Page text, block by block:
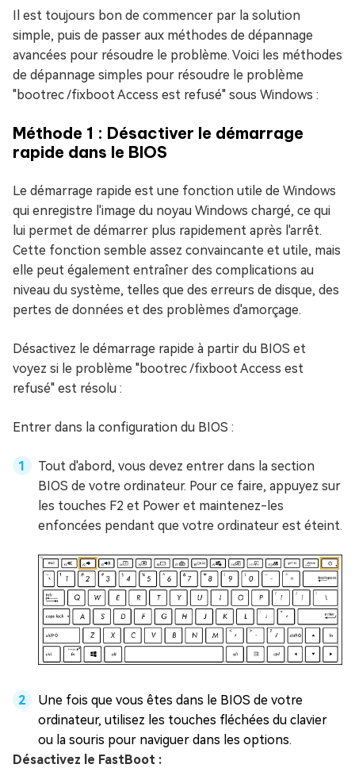
Il est toujours bon de commencer par la solution
simple, puis de passer aux méthodes de dépannage
avancées pour résoudre le problème. Voici les méthodes
de dépannage simples pour résoudre le problème
"bootrec /fixboot Access est refusé" sous Windows :
Méthode 1 : Désactiver le démarrage
rapide dans le BIOS
Le démarrage rapide est une fonction utile de Windows
qui enregistre l'image du noyau Windows chargé, ce qui
lui permet de démarrer plus rapidement après l'arrêt.
Cette fonction semble assez convaincante et utile, mais
elle peut également entraîner des complications au
niveau du système, telles que des erreurs de disque, des
pertes de données et des problèmes d'amorçage.
Désactivez le démarrage rapide à partir du BIOS et
voyez si le problème "bootrec /fixboot Access est
refusé" est résolu :
Entrer dans la configuration du BIOS :
Tout d'abord, vous devez entrer dans la section
BIOS de votre ordinateur. Pour ce faire, appuyez sur
les touches F2 et Power et maintenez-les
enfoncées pendant que votre ordinateur est éteint.
Une fois que vous êtes dans le BIOS de votre
ordinateur, utilisez les touches fléchées du clavier
ou la souris pour naviguer dans les options.
Désactivez le FastBoot :